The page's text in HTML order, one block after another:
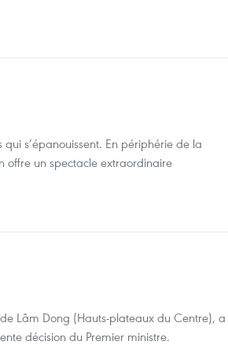
s’épanouissent. En périphérie de la
offre un spectacle extraordinaire
Lâm Dong (Hauts-plateaux du Centre), a
décision du Premier ministre.